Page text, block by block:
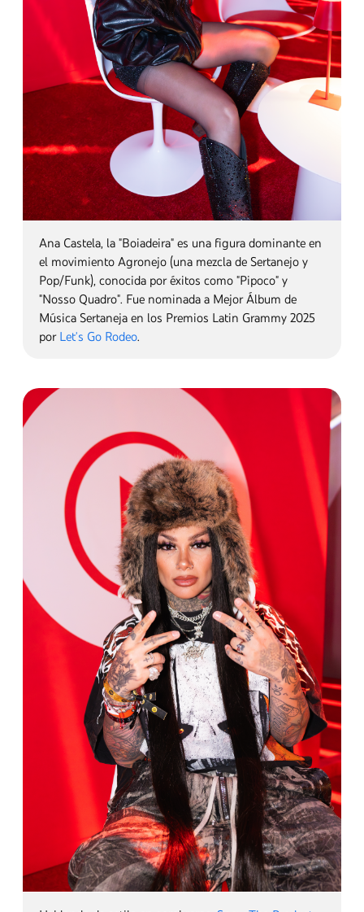
Sandra Jiménez, Directora Regional de YouTube Music
Latam y US Latin, yLiniker, cantante, compositora y
historia en 2022 al convertirse en la primera artista
abiertamente transgénero en ganar un Latin Grammy,
y fue la artista brasileña más nominada en los Latin
Grammys 2025, con 7 nominaciones en total.
Ana Castela, la "Boiadeira" es una figura dominante en
el movimiento Agronejo (una mezcla de Sertanejo y